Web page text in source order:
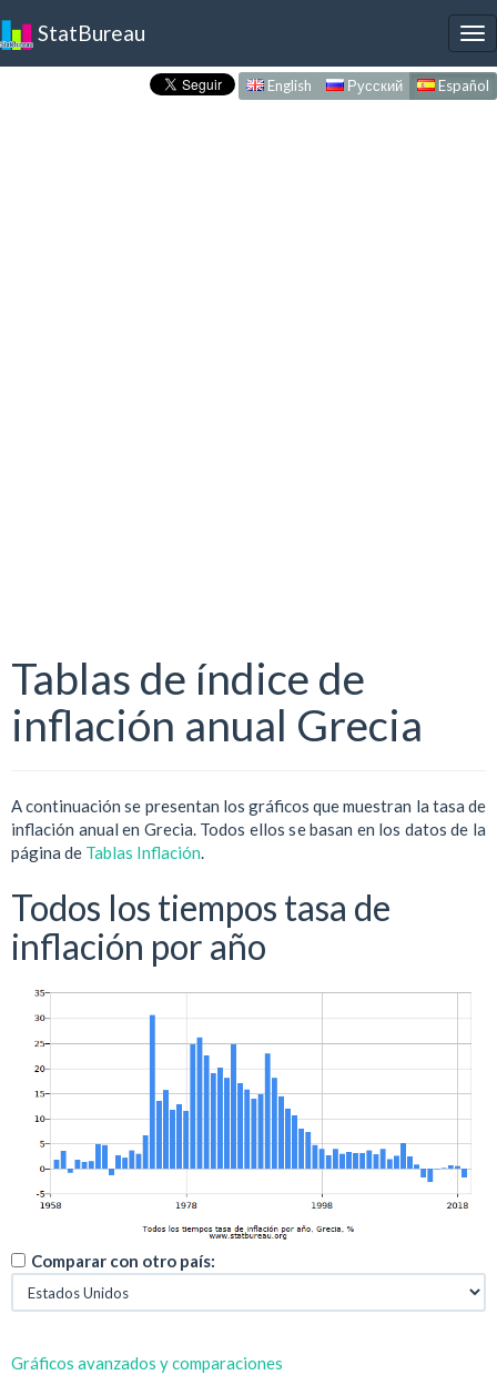
StatBureau
English Русский Español
Tablas de índice de
inflación anual Grecia
A continuación se presentan los gráficos que muestran la tasa de
inflación anual en Grecia. Todos ellos se basan en los datos de la
página de Tablas Inflación.
Todos los tiempos tasa de
inflación por año
Comparar con otro país:
Gráficos avanzados y comparaciones